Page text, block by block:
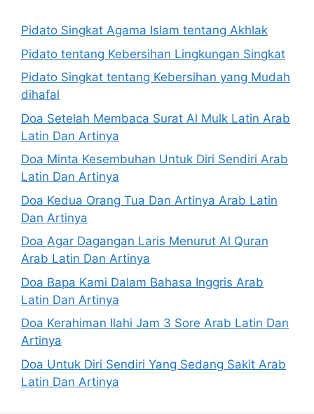
Pidato Singkat Agama Islam tentang Akhlak
Pidato tentang Kebersihan Lingkungan Singkat
Pidato Singkat tentang Kebersihan yang Mudah
dihafal
Doa Setelah Membaca Surat Al Mulk Latin Arab
Latin Dan Artinya
Doa Minta Kesembuhan Untuk Diri Sendiri Arab
Latin Dan Artinya
Doa Kedua Orang Tua Dan Artinya Arab Latin
Dan Artinya
Doa Agar Dagangan Laris Menurut Al Quran
Arab Latin Dan Artinya
Doa Bapa Kami Dalam Bahasa Inggris Arab
Latin Dan Artinya
Doa Kerahiman Ilahi Jam 3 Sore Arab Latin Dan
Artinya
Doa Untuk Diri Sendiri Yang Sedang Sakit Arab
Latin Dan Artinya